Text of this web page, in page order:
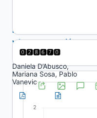
integración social
y la construcción
de dignidad
Daniela D’Abusco,
Mariana Sosa, Pablo
Vanevic